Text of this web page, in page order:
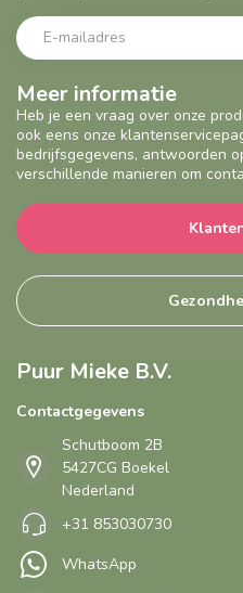
Meer informatie
Heb je een vraag over onze
ook eens onze
bedrijfsgegevens, antwoorden
verschillende manieren om
Puur Mieke B.V.
Contactgegevens
Schutboom 2B
5427CG Boekel
Nederland
+31 853030730
WhatsApp